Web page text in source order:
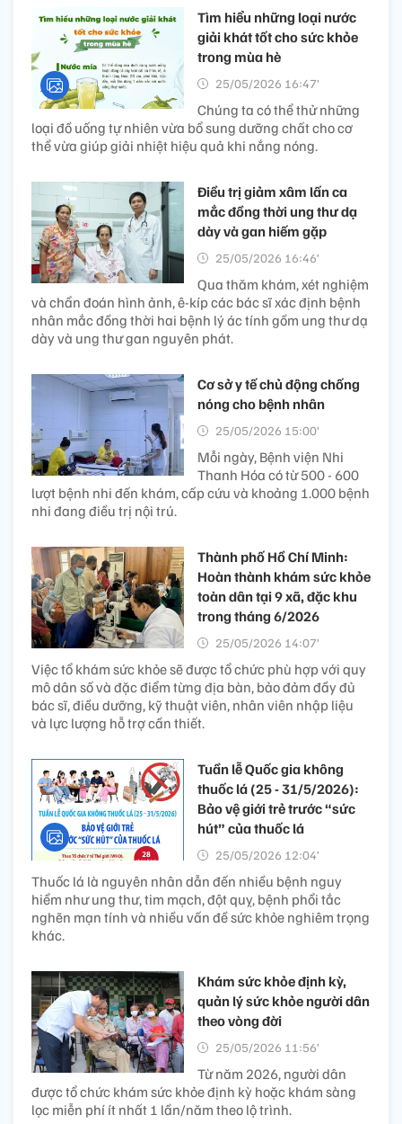
Tìm hiểu những loại nước
giải khát tốt cho sức khỏe
trong mùa hè
25/05/2026 16:47’
Chúng ta có thể thử những
loại đồ uống tự nhiên vừa bổ sung dưỡng chất cho cơ
thể vừa giúp giải nhiệt hiệu quả khi nắng nóng.
Điều trị giảm xâm lấn ca
mắc đồng thời ung thư dạ
dày và gan hiếm gặp
25/05/2026 16:46’
Qua thăm khám, xét nghiệm
và chẩn đoán hình ảnh, ê-kíp các bác sĩ xác định bệnh
nhân mắc đồng thời hai bệnh lý ác tính gồm ung thư dạ
dày và ung thư gan nguyên phát.
Cơ sở y tế chủ động chống
nóng cho bệnh nhân
25/05/2026 15:00’
Mỗi ngày, Bệnh viện Nhi
Thanh Hóa có từ 500 - 600
lượt bệnh nhi đến khám, cấp cứu và khoảng 1.000 bệnh
nhi đang điều trị nội trú.
Thành phố Hồ Chí Minh:
Hoàn thành khám sức khỏe
toàn dân tại 9 xã, đặc khu
trong tháng 6/2026
25/05/2026 14:07’
Việc tổ khám sức khỏe sẽ được tổ chức phù hợp với quy
mô dân số và đặc điểm từng địa bàn, bảo đảm đầy đủ
bác sĩ, điều dưỡng, kỹ thuật viên, nhân viên nhập liệu
và lực lượng hỗ trợ cần thiết.
Tuần lễ Quốc gia không
thuốc lá (25 - 31/5/2026):
Bảo vệ giới trẻ trước “sức
hút” của thuốc lá
25/05/2026 12:04’
Thuốc lá là nguyên nhân dẫn đến nhiều bệnh nguy
hiểm như ung thư, tim mạch, đột quỵ, bệnh phổi tắc
nghẽn mạn tính và nhiều vấn đề sức khỏe nghiêm trọng
khác.
Khám sức khỏe định kỳ,
quản lý sức khỏe người dân
theo vòng đời
25/05/2026 11:56’
Từ năm 2026, người dân
được tổ chức khám sức khỏe định kỳ hoặc khám sàng
lọc miễn phí ít nhất 1 lần/năm theo lộ trình.